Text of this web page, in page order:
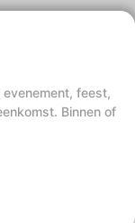
feest,
Binnen of